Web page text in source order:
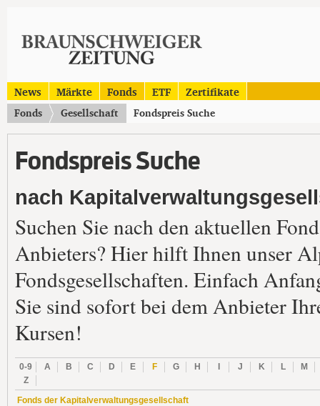
News Märkte Fonds ETF Zertifikate
Fonds Gesellschaft Fondspreis Suche
Fondspreis Suche
nach
Suchen Sie nach den aktuellen
Anbieters? Hier hilft Ihnen unser
Fondsgesellschaften. Einfach
Sie sind sofort bei dem Anbieter
Kursen!
0-9 A B C D E F G H J K L
M
Z
Fonds der Kapitalverwaltungsgesellschaft